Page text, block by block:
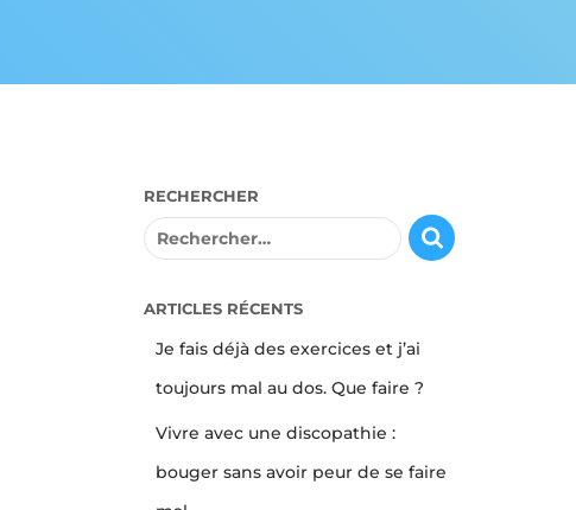
RECHERCHER
R
h
ARTICLES RÉCENTS
Je fais déjà des exercices et j’ai
toujours mal au dos. Que faire ?
Vivre avec une discopathie :
bouger sans avoir peur de se faire